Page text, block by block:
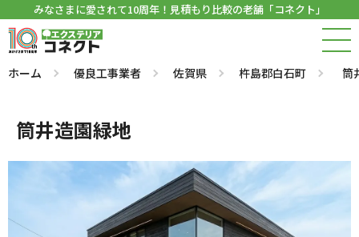
みなさまに愛されて10周年！見積もり比較の老舗「コネクト」
ホーム 優良工事業者 佐賀県 杵島郡白石町 筒
筒井造園緑地